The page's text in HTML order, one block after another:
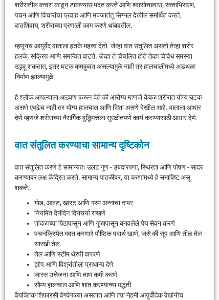
शरीरातील कचरा काढून टाकण्यास मदत करते आणि श्वासोच्छवास, रक्ताभिसरण,
पचन आणि विचारांचा प्रवाह आणि मज्जातंतू सिग्नल देखील समर्थित करते.
वातशिवाय, शरीराच्या प्रणाली काम करणे थांबवतील.
म्हणूनच आयुर्वेद वाताला इतके महत्त्व देतो. जेव्हा वात संतुलित असतो तेव्हा शरीर
हलके, सक्रिय आणि समन्वित वाटते. जेव्हा ते विचलित होते तेव्हा विविध समस्या
उद्भवू शकतात, इतर घटक कमकुवत असल्यामुळे नाही तर हालचालींमध्ये अडथळा
निर्माण झाल्यामुळे.
हे श्लोक आपल्याला आठवण करून देते की आरोग्य म्हणजे केवळ शरीरात योग्य घटक
असणे एवढेच नाही तर योग्य हालचाल आणि दिशा असणे देखील आहे. वाताला आधार
देणे म्हणजे शरीराच्या नैसर्गिक बुद्धिमत्तेला सुरळीतपणे कार्य करण्यासाठी आधार देणे.
वात संतुलित करण्याचा सामान्य दृष्टिकोन
वात संतुलित करणे हे सामान्यतः उलट गुण - उबदारपणा, स्थिरता आणि पोषण - सादर
करण्यावर लक्ष केंद्रित करते. सामान्य पातळीवर, या चरणांमध्ये हे समाविष्ट असू
शकते:
गोड, आंबट, खारट आणि गरम अन्नाचा वापर
नियमित दैनंदिन दिनचर्या राखणे
तांदळाच्या पिठापासून आणि गुळापासून बनवलेले पेय सेवन करणे
पचनक्रियेत मदत करणारे पौष्टिक पदार्थ खाणे, जसे की सूप आणि तीळ तेल
सारखी तेल.
तेल आणि स्टीम थेरपी वापरणे
झोप आणि विश्रांतीला प्राधान्य देणे
जास्त उत्तेजना आणि ताण कमी करणे
सौम्य हालचाल आणि शांत करण्याच्या पद्धती
वैयक्तिक शिफारसी वेगवेगळ्या असतात आणि त्या नेहमी आयुर्वेदिक वैद्यांनीच